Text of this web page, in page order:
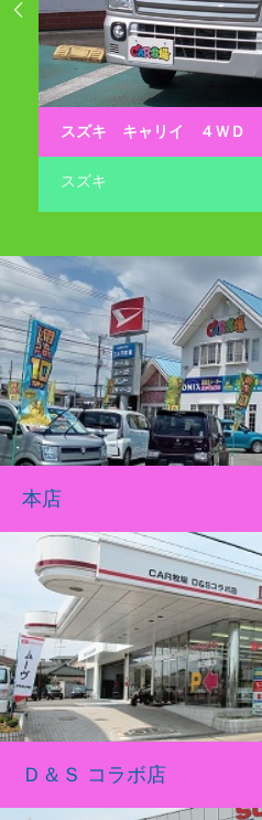
スズキ キャリイ ４ＷＤ
スズキ

本店
Ｄ＆Ｓ コラボ店